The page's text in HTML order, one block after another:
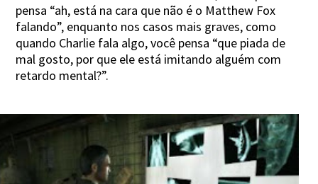
pensa “ah, está na cara que não é o Matthew Fox
falando”, enquanto nos casos mais graves, como
quando Charlie fala algo, você pensa “que piada de
mal gosto, por que ele está imitando alguém com
retardo mental?”.